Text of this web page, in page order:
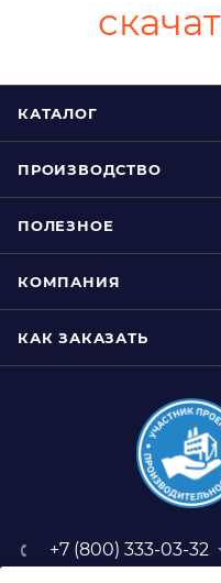
КАТАЛОГ
ПРОИЗВОДСТВО
ПОЛЕЗНОЕ
КОМПАНИЯ
КАК ЗАКАЗАТЬ
+7 (800) 333-03-32